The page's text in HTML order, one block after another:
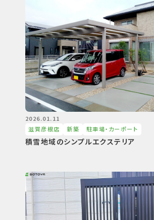
2026.01.11
滋賀彦根店
新築 駐⾞場・カーポート
積雪地域のシンプルエクステリア